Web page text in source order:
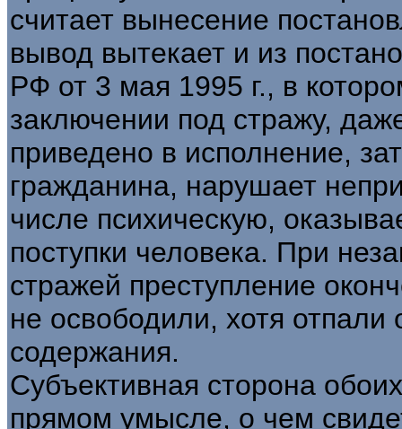
считает вынесение
вывод вытекает и из
РФ от 3 мая 1995 г., в
заключении под стражу,
приведено в исполнение,
гражданина, нарушает
числе психическую,
поступки человека. При
стражей преступление
не освободили, хотя
содержания.
Субъективная сторона
прямом умысле, о чем